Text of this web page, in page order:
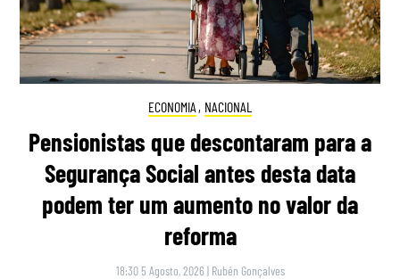
ECONOMIA , NACIONAL
Pensionistas que descontaram para a
Segurança Social antes desta data
podem ter um aumento no valor da
reforma
18:30 5 Agosto, 2026 | Rubén Gonçalves